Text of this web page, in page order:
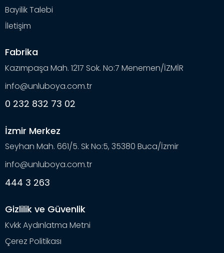
Bayilik Talebi
İletişim
Fabrika
Kazımpaşa Mah. 1217 Sok. No:7 Menemen/İZMİR
info@unluboya.com.tr
0 232 832 73 02
İzmir Merkez
Seyhan Mah. 661/5. Sk No:5, 35380 Buca/İzmir
info@unluboya.com.tr
444 3 263
Gizlilik ve Güvenlik
Kvkk Aydınlatma Metni
Çerez Politikası